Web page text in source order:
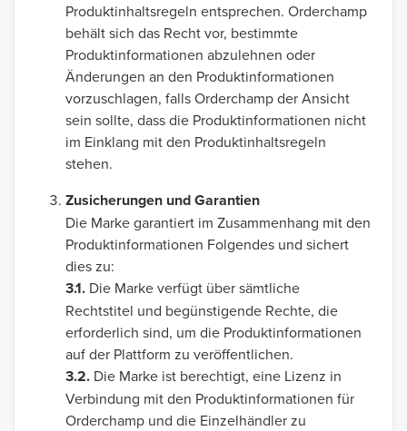
Produktinhaltsregeln entsprechen. Orderchamp
behält sich das Recht vor, bestimmte
Produktinformationen abzulehnen oder
Änderungen an den Produktinformationen
vorzuschlagen, falls Orderchamp der Ansicht
sein sollte, dass die Produktinformationen nicht
im Einklang mit den Produktinhaltsregeln
stehen.
Zusicherungen und Garantien
Die Marke garantiert im Zusammenhang mit den
Produktinformationen Folgendes und sichert
dies zu:
3.1. Die Marke verfügt über sämtliche
Rechtstitel und begünstigende Rechte, die
erforderlich sind, um die Produktinformationen
auf der Plattform zu veröffentlichen.
3.2. Die Marke ist berechtigt, eine Lizenz in
Verbindung mit den Produktinformationen für
Orderchamp und die Einzelhändler zu